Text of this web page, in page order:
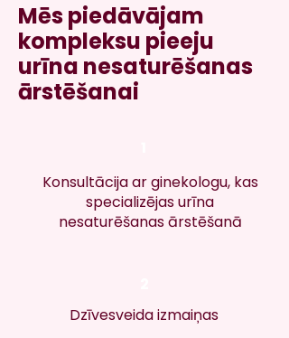
Mēs piedāvājam
kompleksu pieeju
urīna nesaturēšanas
ārstēšanai
Konsultācija ar ginekologu, kas
specializējas urīna
nesaturēšanas ārstēšanā
Dzīvesveida izmaiņas